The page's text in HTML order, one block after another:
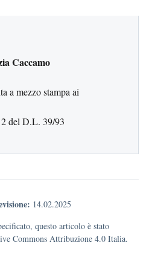
Caccamo
a mezzo stampa ai
2 del D.L. 39/93
14.02.2025
questo articolo è stato
Commons Attribuzione 4.0 Italia.